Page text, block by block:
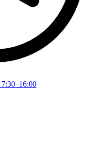
7:30–16:00